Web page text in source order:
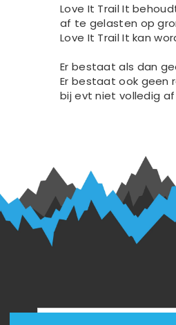
Love It Trail It
af te gelasten op
Love It Trail It kan
Er bestaat als dan
Er bestaat ook geen
bij evt niet volledig